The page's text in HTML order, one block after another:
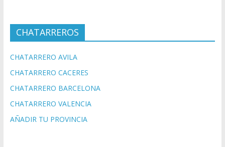
CHATARREROS
CHATARRERO AVILA
CHATARRERO CACERES
CHATARRERO BARCELONA
CHATARRERO VALENCIA
AÑADIR TU PROVINCIA